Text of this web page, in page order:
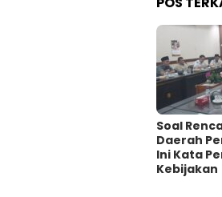
‎Soal
Daerah
Ini Kata
Kebijakan ‎